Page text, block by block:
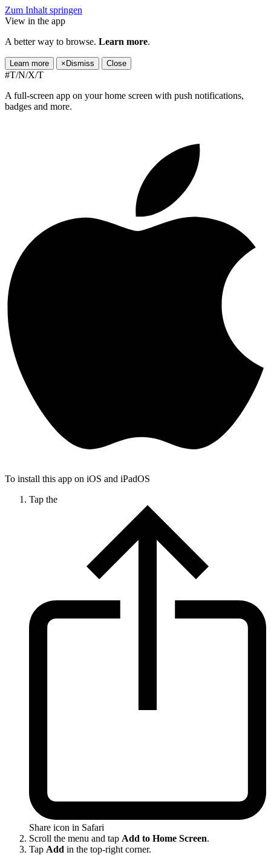
Zum Inhalt springen
View in the app
A better way to browse. Learn more.
Learn more × Dismiss Close
#T/N/X/T
A full-screen app on your home screen with push notifications,
badges and more.
To install this app on iOS and iPadOS
Tap the
Share icon in Safari
Scroll the menu and tap Add to Home Screen.
Tap Add in the top-right corner.